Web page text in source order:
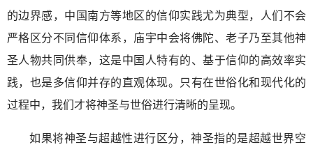
的边界感，中国南方等地区的信仰实践尤为典型，人们不会
严格区分不同信仰体系，庙宇中会将佛陀、老子乃至其他神
圣人物共同供奉，这是中国人特有的、基于信仰的高效率实
践，也是多信仰并存的直观体现。只有在世俗化和现代化的
过程中，我们才将神圣与世俗进行清晰的呈现。
如果将神圣与超越性进行区分，神圣指的是超越世界空